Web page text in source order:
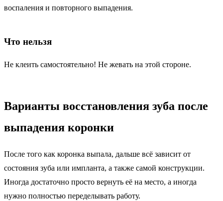
воспаления и повторного выпадения.
Что нельзя
Не клеить самостоятельно! Не жевать на этой стороне.
Варианты восстановления зуба после
выпадения коронки
После того как коронка выпала, дальше всё зависит от
состояния зуба или импланта, а также самой конструкции.
Иногда достаточно просто вернуть её на место, а иногда
нужно полностью переделывать работу.